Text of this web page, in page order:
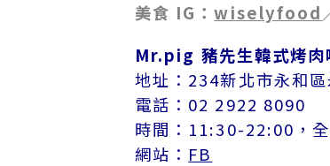
美食 IG：wiselyfood
Mr.pig 豬先生韓式烤肉
地址：234新北市永和
電話：02 2922 8090
時間：11:30-22:00，
網站： FB